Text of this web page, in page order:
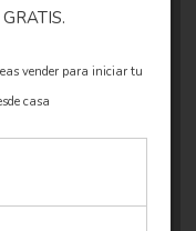
vender para iniciar tu
casa